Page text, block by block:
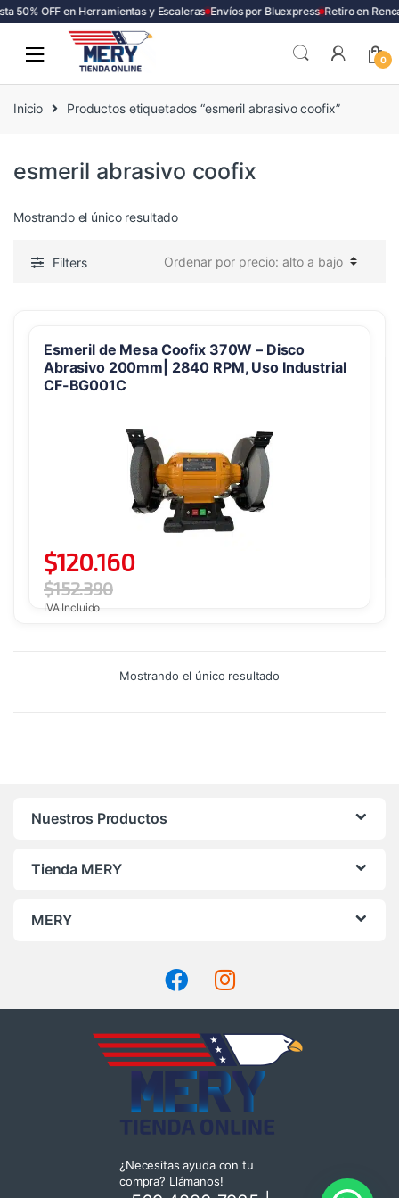
50% OFF en Herramientas y Escaleras Envíos por Bluexpress Retiro en
0
Inicio Productos etiquetados “esmeril abrasivo coofix”
esmeril abrasivo coofix
Mostrando el único resultado
Filters
Esmeril de Mesa Coofix 370W – Disco
Abrasivo 200mm| 2840 RPM, Uso Industrial
CF-BG001C
$120.160
$152.390
IVA Incluido
Mostrando el único resultado
Nuestros Productos
Tienda MERY
MERY
¿Necesitas ayuda con tu
compra? Llámanos!